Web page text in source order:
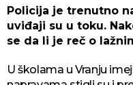
Policija je trenutno
uviđaji su u toku.
se da li je reč o
U školama u Vranju